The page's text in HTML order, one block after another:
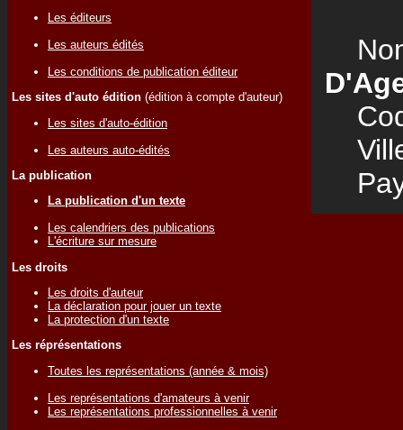
Les éditeurs
Les auteurs édités
Les conditions de publication éditeur
Les sites d'auto édition (édition à compte d'auteur)
Les sites d'auto-édition
Les auteurs auto-édités
La publication
La publication d'un texte
Les calendriers des publications
L'écriture sur mesure
Les droits
Les droits d'auteur
La déclaration pour jouer un texte
La protection d'un texte
Les réprésentations
Toutes les représentations (année & mois)
Les représentations d'amateurs à venir
Les représentations professionnelles à venir